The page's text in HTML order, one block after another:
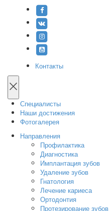
Контакты
Специалисты
Наши достижения
Фотогалерея
Направления
Профилактика
Диагностика
Имплантация зубов
Удаление зубов
Гнатология
Лечение кариеса
Ортодонтия
Протезирование зубов